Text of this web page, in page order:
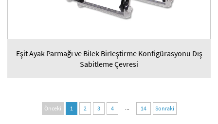
Eşit Ayak Parmağı ve Bilek Birleştirme Konfigürasyonu Dış
Sabitleme Çevresi
Önceki 1 2 3 4 ... 14 Sonraki